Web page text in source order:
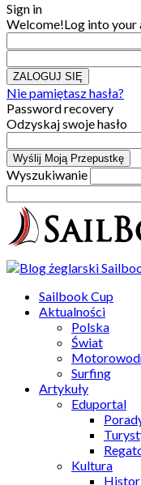
Sign in
Welcome!Log into your
Nie pamiętasz hasła?
Password recovery
Odzyskaj swoje hasło
Wyszukiwanie
Sailbook Cup
Aktualności
Polska
Świat
Surfing
Artykuły
Eduportal
Kultura